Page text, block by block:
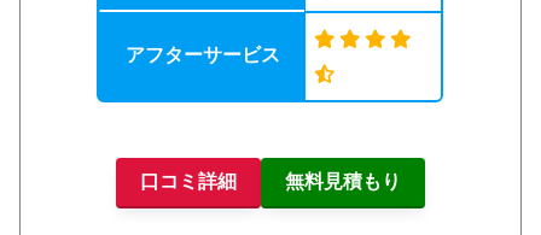
アフターサービス
口コミ詳細 無料見積もり